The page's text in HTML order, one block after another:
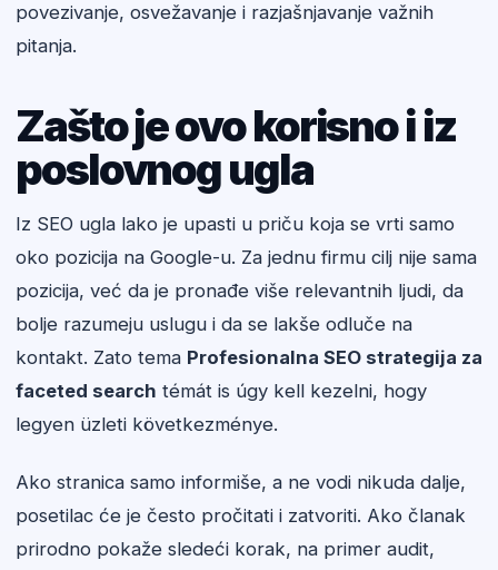
povezivanje, osvežavanje i razjašnjavanje važnih
pitanja.
Zašto je ovo korisno i iz
poslovnog ugla
Iz SEO ugla lako je upasti u priču koja se vrti samo
oko pozicija na Google-u. Za jednu firmu cilj nije sama
pozicija, već da je pronađe više relevantnih ljudi, da
bolje razumeju uslugu i da se lakše odluče na
kontakt. Zato tema Profesionalna SEO strategija za
faceted search témát is úgy kell kezelni, hogy
legyen üzleti következménye.
Ako stranica samo informiše, a ne vodi nikuda dalje,
posetilac će je često pročitati i zatvoriti. Ako članak
prirodno pokaže sledeći korak, na primer audit,